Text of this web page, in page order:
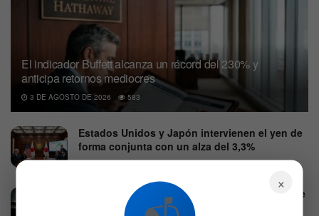
El indicador Buffett alcanza un récord del 230% y
anticipa retornos mediocres
3 DE AGOSTO DE 2026 583
Estados Unidos y Japón intervienen el yen de
forma conjunta con un alza del 3,3%
El destacado analista tecnológico Mahaney ve
un potencial alcista del 45% para esta
×